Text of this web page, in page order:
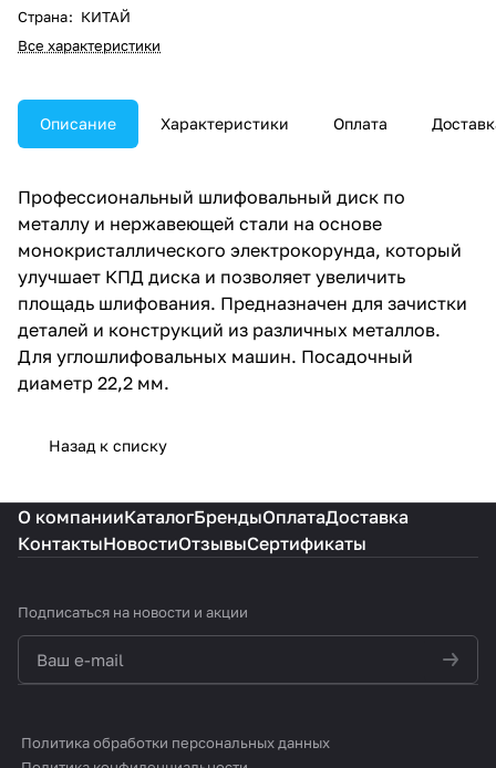
Страна: КИТАЙ
Все характеристики
Описание Характеристики Оплата
Профессиональный шлифовальный диск по
металлу и нержавеющей стали на основе
монокристаллического электрокорунда, который
улучшает КПД диска и позволяет увеличить
площадь шлифования. Предназначен для зачистки
деталей и конструкций из различных металлов.
Для углошлифовальных машин. Посадочный
диаметр 22,2 мм.
Назад к списку
О компанииКаталогБрендыОплатаДоставка
КонтактыНовостиОтзывыСертификаты
Подписаться на новости и акции
Политика обработки персональных данных